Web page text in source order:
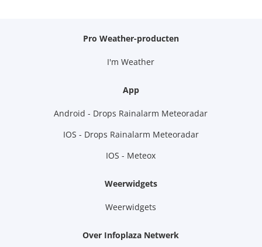
Pro Weather-producten
I'm Weather
App
Android - Drops Rainalarm Meteoradar
IOS - Drops Rainalarm Meteoradar
IOS - Meteox
Weerwidgets
Weerwidgets
Over Infoplaza Netwerk